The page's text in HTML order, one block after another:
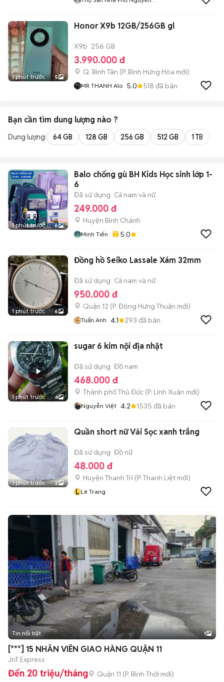
1 phút trước 5
Honor X9b 12GB/256GB gl
X9b 256 GB
3.990.000 đ
Q. Bình Tân (P. Bình Hưng Hòa mới)
MR THANH Alo 5.0 518 đã bán
Bạn cần tìm dung lượng nào ?
Dung lượng: 64 GB 128 GB 256 GB 512 GB 1 TB
1 phút trước 6
Balo chống gù BH Kids Học sinh lớp 1-
6
Đã sử dụng Cả nam và nữ
249.000 đ
Huyện Bình Chánh
Minh Tiến 5.0
1 phút trước 6
Đồng hồ Seiko Lassale Xám 32mm
Đã sử dụng Cả nam và nữ
950.000 đ
Quận 12 (P. Đông Hưng Thuận mới)
Tuấn Anh 4.1 293 đã bán
1 phút trước 4
sugar 6 kim nội địa nhật
Đã sử dụng Đồ nam
468.000 đ
Thành phố Thủ Đức (P. Linh Xuân mới)
Nguyễn Việt 4.2 1535 đã bán
1 phút trước 2
Quần short nữ Vải Sọc xanh trắng
Đã sử dụng Đồ nữ
48.000 đ
Huyện Thanh Trì (P. Thanh Liệt mới)
L Lê Trang
Tin nổi bật 1
[***] 15 NHÂN VIÊN GIAO HÀNG QUẬN 11
JnT Express
Đến 20 triệu/tháng Quận 11 (P. Bình Thới mới)